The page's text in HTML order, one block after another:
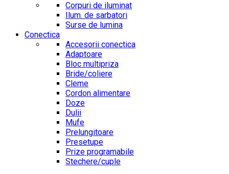
Corpuri de iluminat
Ilum. de sarbatori
Surse de lumina
Conectica
Accesorii conectica
Adaptoare
Bloc multipriza
Bride/coliere
Cleme
Cordon alimentare
Doze
Dulii
Mufe
Prelungitoare
Presetupe
Prize programabile
Stechere/cuple